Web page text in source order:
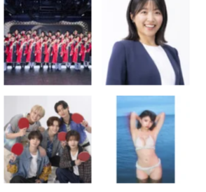
井浦新 志田彩良